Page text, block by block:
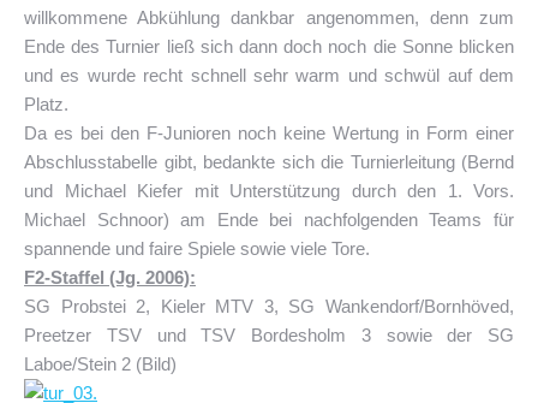
willkommene Abkühlung dankbar angenommen, denn zum
Ende des Turnier ließ sich dann doch noch die Sonne blicken
und es wurde recht schnell sehr warm und schwül auf dem
Platz.
Da es bei den F-Junioren noch keine Wertung in Form einer
Abschlusstabelle gibt, bedankte sich die Turnierleitung (Bernd
und Michael Kiefer mit Unterstützung durch den 1. Vors.
Michael Schnoor) am Ende bei nachfolgenden Teams für
spannende und faire Spiele sowie viele Tore.
F2-Staffel (Jg. 2006):
SG Probstei 2, Kieler MTV 3, SG Wankendorf/Bornhöved,
Preetzer TSV und TSV Bordesholm 3 sowie der SG
Laboe/Stein 2 (Bild)